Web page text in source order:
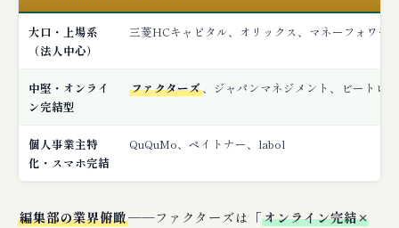
大口・上場系
（法人中心）
三菱HCキャピタル、オリックス、マネーフォワー
中堅・オンライ
ン完結型
ファクターズ、ジャパンマネジメント、ビートレ
個人事業主特
化・スマホ完結
QuQuMo、ペイトナー、labol
編集部の業界俯瞰──ファクターズは「オンライン完結×